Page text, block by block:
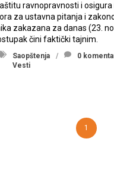
ravnopravnosti i
za ustavna pitanja i
zakazana za danas (23.
čini faktički tajnim.
Saopštenja
Vesti
0
1